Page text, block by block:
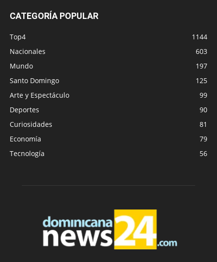
CATEGORÍA POPULAR
Top4
1144
Nacionales
603
Mundo
197
Santo Domingo
125
Arte y Espectáculo
99
Deportes
90
Curiosidades
81
Economía
79
Tecnología
56